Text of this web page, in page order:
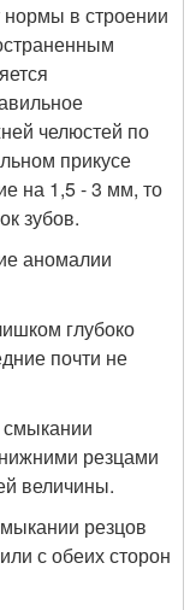
в строении
челюстей по
прикусе
на 1,5 - 3 мм, то
зубов.
аномалии
глубоко
почти не
резцами
величины.
резцов
с обеих сторон